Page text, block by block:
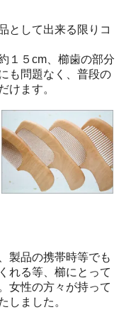
として出来る限りコ
１５cm、櫛歯の部分
も問題なく、普段の
けます。
製品の携帯時等でも
れる等、櫛にとって
女性の方々が持って
しました。